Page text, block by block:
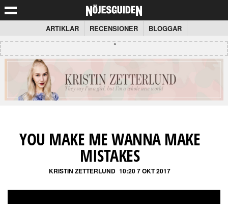
ARTIKLAR RECENSIONER BLOGGAR
YOU MAKE ME WANNA MAKE
MISTAKES
KRISTIN ZETTERLUND 10:20 7 OKT 2017